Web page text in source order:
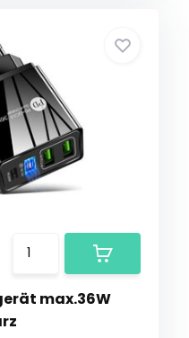
max.36W